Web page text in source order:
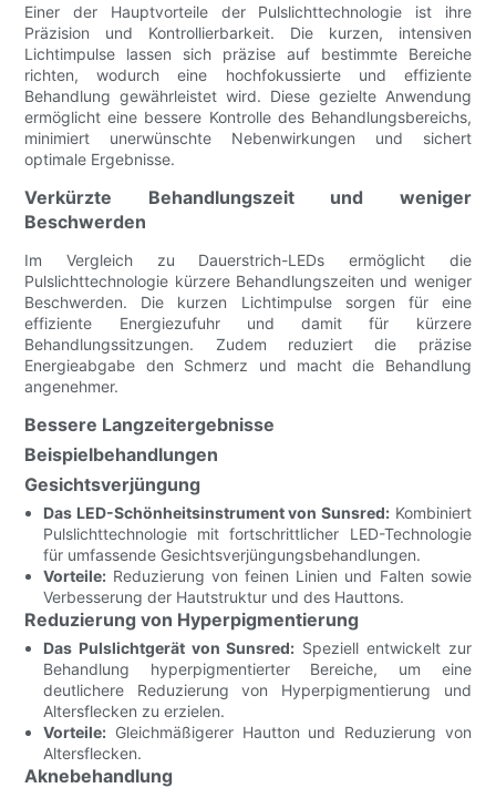
Einer der Hauptvorteile der Pulslichttechnologie ist ihre
Präzision und Kontrollierbarkeit. Die kurzen, intensiven
Lichtimpulse lassen sich präzise auf bestimmte Bereiche
richten, wodurch eine hochfokussierte und effiziente
Behandlung gewährleistet wird. Diese gezielte Anwendung
ermöglicht eine bessere Kontrolle des Behandlungsbereichs,
minimiert unerwünschte Nebenwirkungen und sichert
optimale Ergebnisse.
Verkürzte Behandlungszeit und weniger
Beschwerden
Im Vergleich zu Dauerstrich-LEDs ermöglicht die
Pulslichttechnologie kürzere Behandlungszeiten und weniger
Beschwerden. Die kurzen Lichtimpulse sorgen für eine
effiziente Energiezufuhr und damit für kürzere
Behandlungssitzungen. Zudem reduziert die präzise
Energieabgabe den Schmerz und macht die Behandlung
angenehmer.
Bessere Langzeitergebnisse
Beispielbehandlungen
Gesichtsverjüngung
Das LED-Schönheitsinstrument von Sunsred: Kombiniert
Pulslichttechnologie mit fortschrittlicher LED-Technologie
für umfassende Gesichtsverjüngungsbehandlungen.
Vorteile: Reduzierung von feinen Linien und Falten sowie
Verbesserung der Hautstruktur und des Hauttons.
Reduzierung von Hyperpigmentierung
Das Pulslichtgerät von Sunsred: Speziell entwickelt zur
Behandlung hyperpigmentierter Bereiche, um eine
deutlichere Reduzierung von Hyperpigmentierung und
Altersflecken zu erzielen.
Vorteile: Gleichmäßigerer Hautton und Reduzierung von
Altersflecken.
Aknebehandlung